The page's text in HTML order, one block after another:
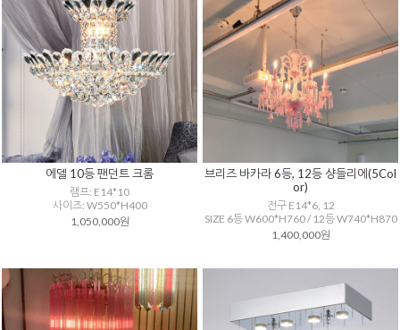
에델 10등 팬던트 크롬
램프: E14*10
사이즈: W550*H400
1,050,000원
브리즈 바카라 6등, 12등 샹들리에(5Col
or)
전구 E14*6, 12
SIZE 6등 W600*H760 / 12등 W740*H870
1,400,000원